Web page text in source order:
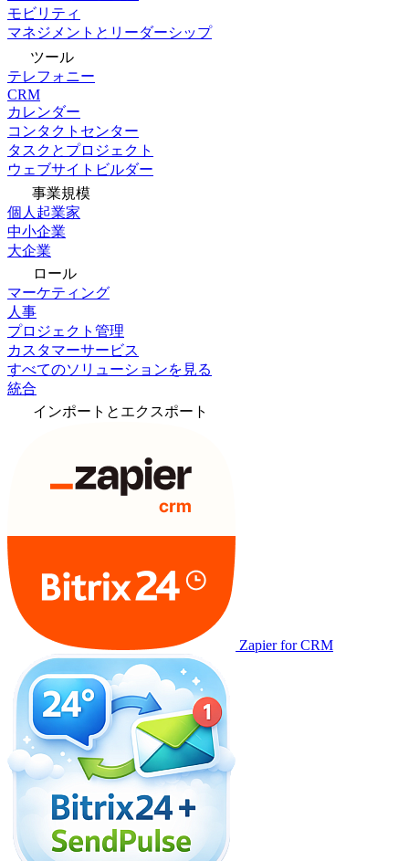
モビリティ
マネジメントとリーダーシップ
ツール
テレフォニー
CRM
カレンダー
コンタクトセンター
タスクとプロジェクト
ウェブサイトビルダー
事業規模
個人起業家
中小企業
大企業
ロール
マーケティング
人事
プロジェクト管理
カスタマーサービス
すべてのソリューションを見る
統合
インポートとエクスポート
Zapier for CRM